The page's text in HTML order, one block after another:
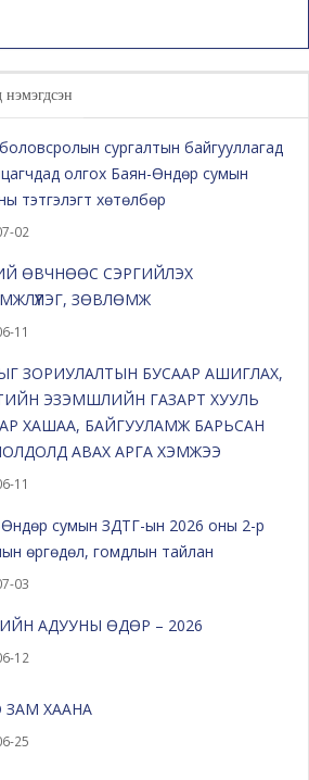
нэмэгдсэн
сургалтын байгууллагад
олгох Баян-Өндөр сумын
тэтгэлэгт хөтөлбөр
02
ӨВЧНӨӨС СЭРГИЙЛЭХ
ЗӨВЛӨМЖ
11
ЗОРИУЛАЛТЫН БУСААР АШИГЛАХ,
ЭЗЭМШЛИЙН ГАЗАРТ ХУУЛЬ
ХАШАА, БАЙГУУЛАМЖ БАРЬСАН
АВАХ АРГА ХЭМЖЭЭ
11
сумын ЗДТГ-ын 2026 оны 2-р
өргөдөл, гомдлын тайлан
03
АДУУНЫ ӨДӨР – 2026
12
ЗАМ ХААНА
25